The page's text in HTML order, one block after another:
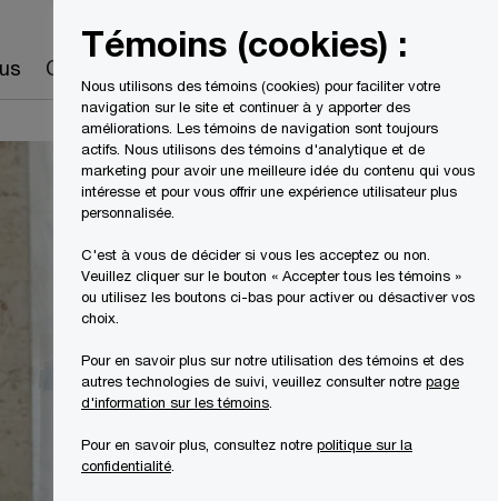
Carrières Recherche
Témoins (cookies) :
Nous utilisons des témoins (cookies) pour faciliter votre
navigation sur le site et continuer à y apporter des
améliorations. Les témoins de navigation sont toujours
actifs. Nous utilisons des témoins d'analytique et de
marketing pour avoir une meilleure idée du contenu qui vous
intéresse et pour vous offrir une expérience utilisateur plus
personnalisée.
C'est à vous de décider si vous les acceptez ou non.
Veuillez cliquer sur le bouton « Accepter tous les témoins »
ou utilisez les boutons ci-bas pour activer ou désactiver vos
choix.
Pour en savoir plus sur notre utilisation des témoins et des
autres technologies de suivi, veuillez consulter notre page
d'information sur les témoins
Pour en savoir plus, consultez notre politique sur la
confidentialité